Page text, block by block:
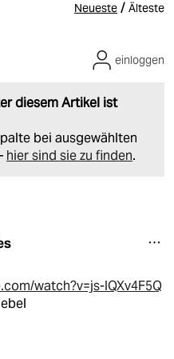
Neueste / Älteste
diesem Artikel ist
bei ausgewählten
hier sind sie zu finden.
einloggen
watch?v=js-IQXv4F5Q